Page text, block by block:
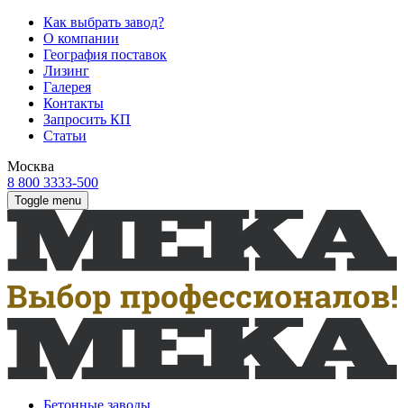
Как выбрать завод?
О компании
География поставок
Лизинг
Галерея
Контакты
Запросить КП
Статьи
Москва
8 800 3333-500
Toggle menu
Бетонные заводы